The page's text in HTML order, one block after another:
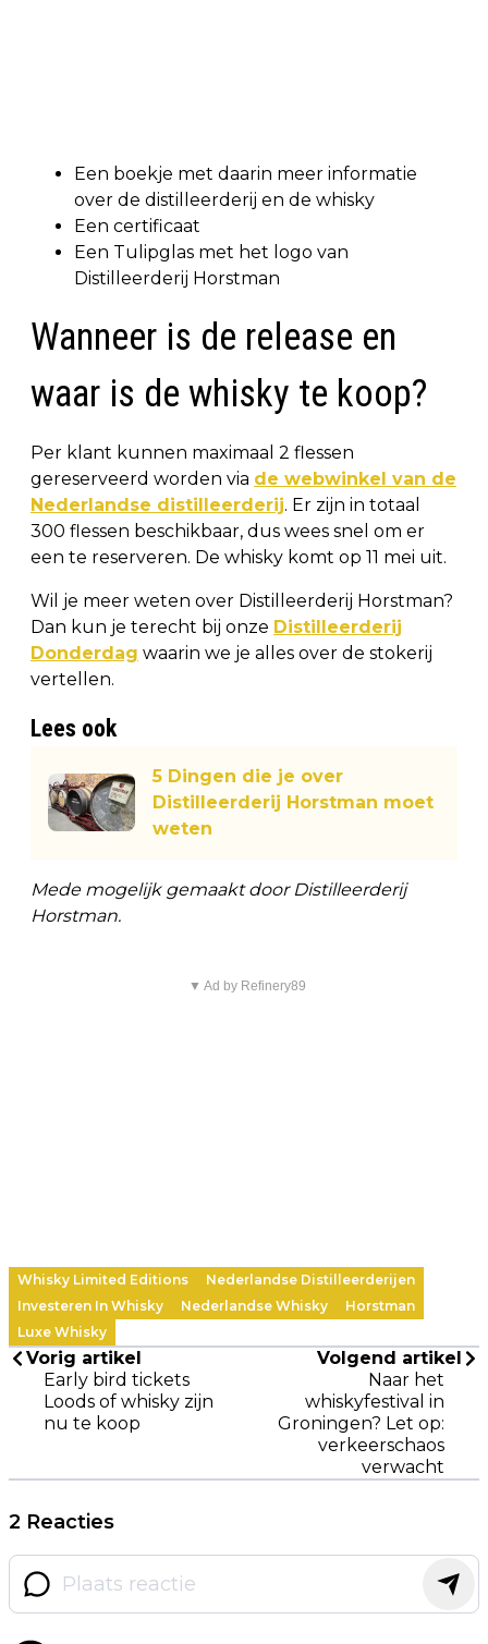
Een boekje met daarin meer informatie
over de distilleerderij en de whisky
Een certificaat
Een Tulipglas met het logo van
Distilleerderij Horstman
Wanneer is de release en
waar is de whisky te koop?
Per klant kunnen maximaal 2 flessen
gereserveerd worden via de webwinkel van de
Nederlandse distilleerderij. Er zijn in totaal
300 flessen beschikbaar, dus wees snel om er
een te reserveren. De whisky komt op 11 mei uit.
Wil je meer weten over Distilleerderij Horstman?
Dan kun je terecht bij onze Distilleerderij
Donderdag waarin we je alles over de stokerij
vertellen.
Lees ook
5 Dingen die je over
Distilleerderij Horstman moet
weten
Mede mogelijk gemaakt door Distilleerderij
Horstman.
▼ Ad by Refinery89
Whisky Limited Editions
Nederlandse Distilleerderijen
Investeren In Whisky
Nederlandse Whisky
Horstman
Luxe Whisky
Vorig artikel
Early bird tickets
Loods of whisky zijn
nu te koop
Volgend artikel
Naar het
whiskyfestival in
Groningen? Let op:
verkeerschaos
verwacht
2 Reacties